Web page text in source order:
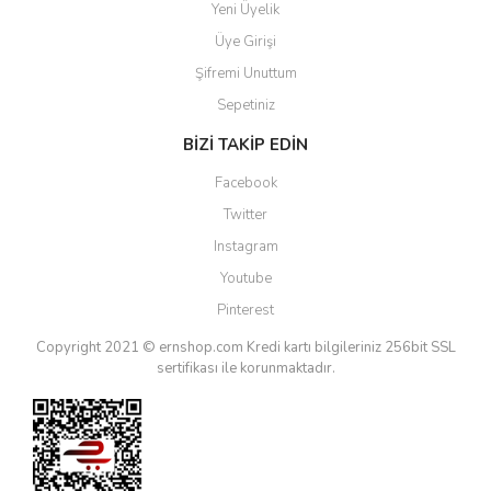
Yeni Üyelik
Üye Girişi
Şifremi Unuttum
Sepetiniz
BİZİ TAKİP EDİN
Facebook
Twitter
Instagram
Youtube
Pinterest
Copyright 2021 © ernshop.com Kredi kartı bilgileriniz 256bit SSL
sertifikası ile korunmaktadır.